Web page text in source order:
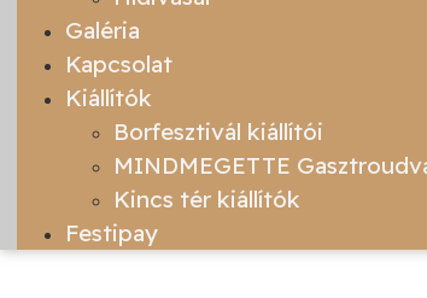
Galéria
Kapcsolat
Kiállítók
Borfesztivál kiállítói
MINDMEGETTE
Kincs tér kiállítók
Festipay